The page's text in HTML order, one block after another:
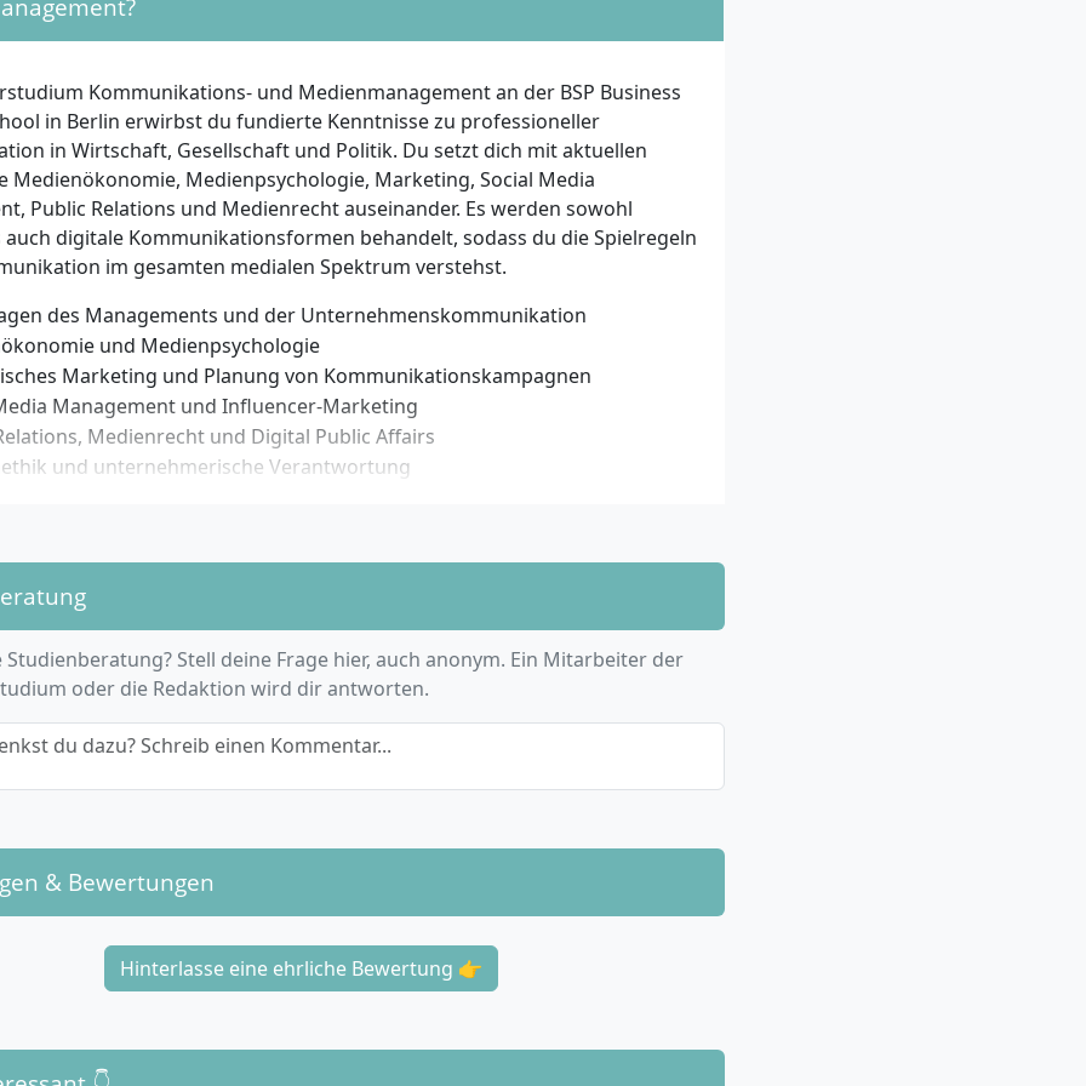
der Zugang auch für beruflich Qualifizierte möglich, wenn die
Aufstiegsfortbildung oder einschlägige Berufserfahrung mit
Eignungsprüfung).
vom schulischen oder beruflichen Zugang musst du deutsche
mindestens auf dem Niveau C1 nachweisen, sofern deine
nicht Deutsch ist.
solltest du Kommunikationsstärke und Teamfähigkeit mitbringen.
gesellschaftlichen, wirtschaftlichen und medialen Zusammenhängen ist
wie Offenheit für neue Medien und deren Einsatzmöglichkeiten.
Denkvermögen, Organisationsgeschick sowie Kreativität sind für
Aufgaben im Studium und späteren Beruf zentral. Erste praktische
– etwa durch Praktika, Engagement in Schülerzeitungen, Social Media
Eventorganisation – sind vorteilhaft, aber keine Voraussetzung.
Kommunikations- und Medienmanagement an der BSP Business
in Berlin erwirbst du fundierte Kenntnisse zu professioneller
in Wirtschaft, Gesellschaft und Politik. Du setzt dich mit aktuellen
Medienökonomie, Medienpsychologie, Marketing, Social Media
Public Relations und Medienrecht auseinander. Es werden sowohl
auch digitale Kommunikationsformen behandelt, sodass du die Spielregeln
im gesamten medialen Spektrum verstehst.
des Managements und der Unternehmenskommunikation
und Medienpsychologie
Marketing und Planung von Kommunikationskampagnen
Management und Influencer-Marketing
Medienrecht und Digital Public Affairs
und unternehmerische Verantwortung
Beispiel in Entrepreneurship, Digitales Transformationsmanagement oder
Personalmanagement.
Ablauf und die Organisation des Studiums?
organisiert. Es umfasst theoretische Grundlagen, praxisorientierte
trainingsbasierte Soft-Skill-Module. Das Herzstück bildet ein
Praxisprojekt in einem Unternehmen deiner Wahl, das entweder im In-
absolviert werden kann.
Studienberatung? Stell deine Frage hier, auch anonym. Ein Mitarbeiter der
oder die Redaktion wird dir antworten.
du dazu? Schreib einen Kommentar...
& Bewertungen
Hinterlasse eine ehrliche Bewertung 👉